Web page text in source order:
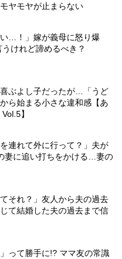
ヤモヤが止まらない
い…！」嫁が義母に怒り爆
けれど諦めるべき？
ぶよし子だったが…「うど
ら始まる小さな違和感【あ
】
連れて外に行って？」夫が
妻に追い打ちをかける…妻の
それ？」友人から夫の過去
て結婚した夫の過去まで信
って勝手に!? ママ友の常識